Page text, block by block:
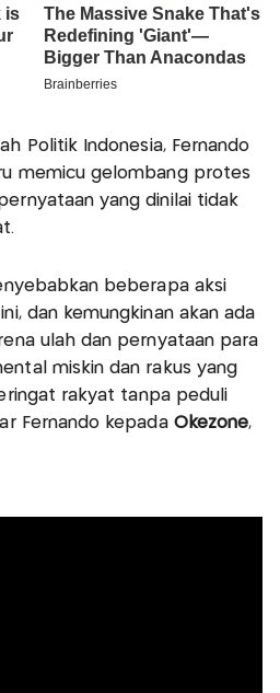
Politik Indonesia, Fernando
memicu gelombang protes
yang dinilai tidak
beberapa aksi
dan kemungkinan akan ada
ulah dan pernyataan para
miskin dan rakus yang
rakyat tanpa peduli
Fernando kepada Okezone,